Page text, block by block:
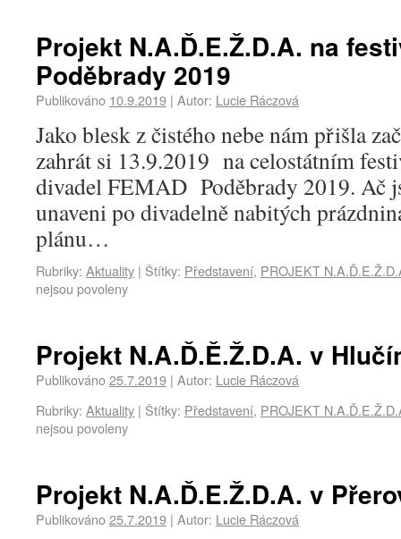
Projekt N.A.Ď.E.Ž.D.A. na
Poděbrady 2019
Publikováno 10.9.2019 | Autor: Lucie Ráczová
Jako blesk z čistého nebe nám přišla
zahrát si 13.9.2019 na celostátním
divadel FEMAD Poděbrady 2019. Ač
unaveni po divadelně nabitých
plánu…
Rubriky: Aktuality | Štítky: Představení, PROJEKT
nejsou povoleny
Projekt N.A.Ď.Ě.Ž.D.A. v
Publikováno25.7.2019 | Autor: Lucie Ráczová
Rubriky: Aktuality | Štítky: Představení, PROJEKT
nejsou povoleny
Projekt N.A.Ď.E.Ž.D.A. v
Publikováno25.7.2019 | Autor: Lucie Ráczová